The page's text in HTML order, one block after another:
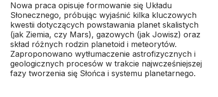
Nowa praca opisuje formowanie się Układu
Słonecznego, próbując wyjaśnić kilka kluczowych
kwestii dotyczących powstawania planet skalistych
(jak Ziemia, czy Mars), gazowych (jak Jowisz) oraz
skład różnych rodzin planetoid i meteorytów.
Zaproponowano wytłumaczenie astrofizycznych i
geologicznych procesów w trakcie najwcześniejszej
fazy tworzenia się Słońca i systemu planetarnego.